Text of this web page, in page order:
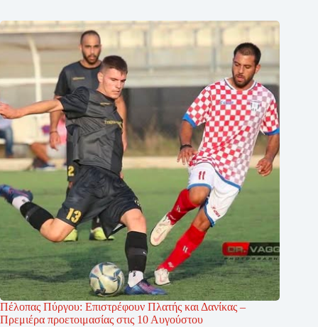
Πέλοπας Πύργου: Επιστρέφουν Πλατής και Δανίκας –
Πρεμιέρα προετοιμασίας στις 10 Αυγούστου